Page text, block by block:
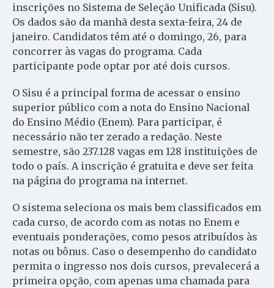
inscrições no Sistema de Seleção Unificada (Sisu).
Os dados são da manhã desta sexta-feira, 24 de
janeiro. Candidatos têm até o domingo, 26, para
concorrer às vagas do programa. Cada
participante pode optar por até dois cursos.
O Sisu é a principal forma de acessar o ensino
superior público com a nota do Ensino Nacional
do Ensino Médio (Enem). Para participar, é
necessário não ter zerado a redação. Neste
semestre, são 237.128 vagas em 128 instituições de
todo o país. A inscrição é gratuita e deve ser feita
na página do programa na internet.
O sistema seleciona os mais bem classificados em
cada curso, de acordo com as notas no Enem e
eventuais ponderações, como pesos atribuídos às
notas ou bônus. Caso o desempenho do candidato
permita o ingresso nos dois cursos, prevalecerá a
primeira opção, com apenas uma chamada para